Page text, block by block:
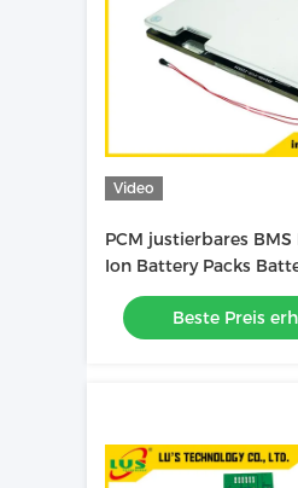
Video
PCM justierbares BMS
Ion Battery Packs
9S 10S 11S 12S 13S
Beste Preis